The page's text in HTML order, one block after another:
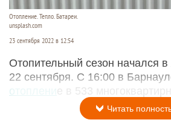
Отопление. Тепло. Батареи.
unsplash.com
23 сентября 2022 в 12:54
Отопительный сезон начался
22 сентября. С 16:00 в
отоплени
е в 533
Читать